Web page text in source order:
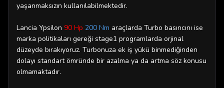
yaşanmaksızın kullanılabilmektedir.
Lancia Ypsilon 90 Hp 200 Nm araçlarda Turbo basıncını ise
marka politikaları gereği stage1 programlarda orjinal
düzeyde bırakıyoruz. Turbonuza ek iş yükü binmediğinden
dolayı standart ömründe bir azalma ya da artma söz konusu
olmamaktadır.